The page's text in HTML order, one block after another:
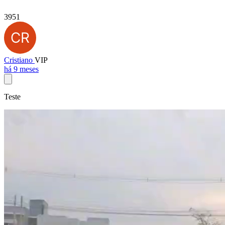
3951
Cristiano VIP
há 9 meses
Teste